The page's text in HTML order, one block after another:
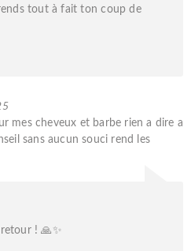
tout à fait ton coup de
mes cheveux et barbe rien a dire a
sans aucun souci rend les
! 🙏✨